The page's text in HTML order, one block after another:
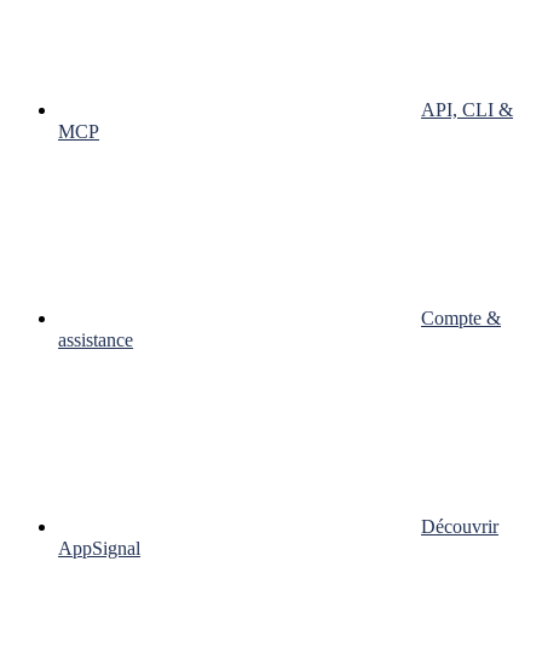
API, CLI &
MCP
Compte &
assistance
Découvrir
AppSignal